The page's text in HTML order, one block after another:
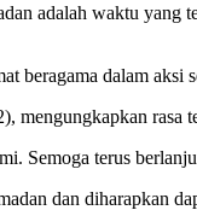
adalah waktu yang
beragama dalam aksi
rasa
Semoga terus
dan diharapkan